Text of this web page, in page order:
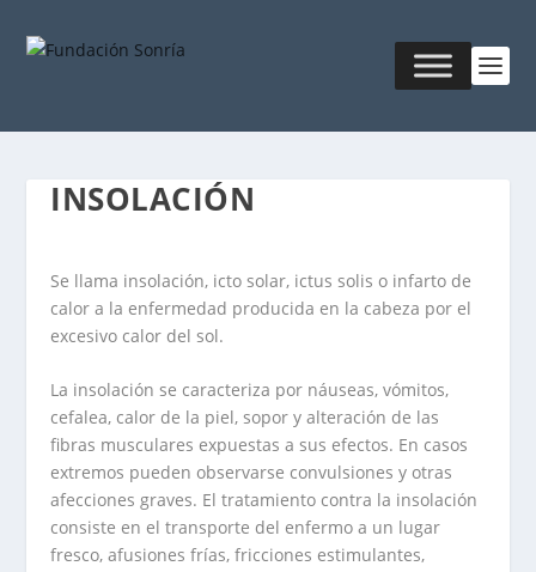
INSOLACIÓN
Se llama insolación, icto solar, ictus solis o infarto de
calor a la enfermedad producida en la cabeza por el
excesivo calor del sol.
La insolación se caracteriza por náuseas, vómitos,
cefalea, calor de la piel, sopor y alteración de las
fibras musculares expuestas a sus efectos. En casos
extremos pueden observarse convulsiones y otras
afecciones graves. El tratamiento contra la insolación
consiste en el transporte del enfermo a un lugar
fresco, afusiones frías, fricciones estimulantes,